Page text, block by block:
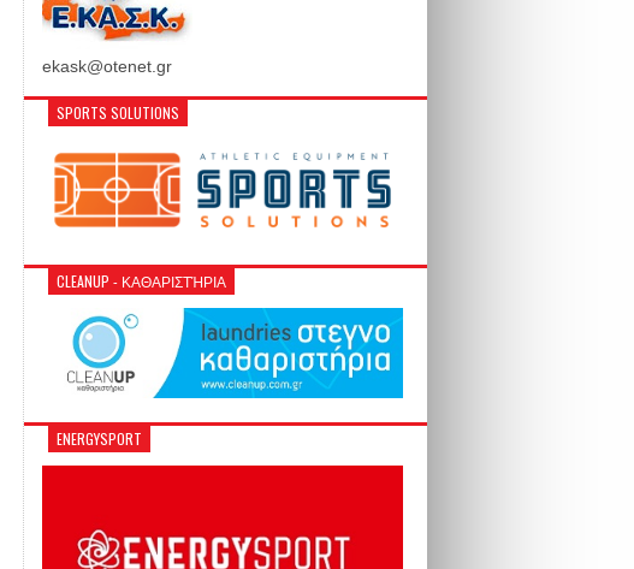
ekask@otenet.gr
SPORTS SOLUTIONS
CLEANUP - ΚΑΘΑΡΙΣΤΉΡΙΑ
ENERGYSPORT